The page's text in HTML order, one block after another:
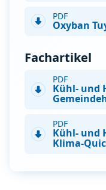
PDF
Oxyban
Fachartikel
PDF
Kühl- und
PDF
Kühl- und
Klima-